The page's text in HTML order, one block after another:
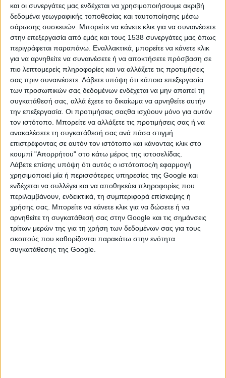
και οι συνεργάτες μας ενδέχεται να χρησιμοποιήσουμε ακριβή
δεδομένα γεωγραφικής τοποθεσίας και ταυτοποίησης μέσω
σάρωσης συσκευών. Μπορείτε να κάνετε κλικ για να συναινέσετε
στην επεξεργασία από εμάς και τους 1538 συνεργάτες μας όπως
περιγράφεται παραπάνω. Εναλλακτικά, μπορείτε να κάνετε κλικ
για να αρνηθείτε να συναινέσετε ή να αποκτήσετε πρόσβαση σε
πιο λεπτομερείς πληροφορίες και να αλλάξετε τις προτιμήσεις
σας πριν συναινέσετε. Λάβετε υπόψη ότι κάποια επεξεργασία
των προσωπικών σας δεδομένων ενδέχεται να μην απαιτεί τη
συγκατάθεσή σας, αλλά έχετε το δικαίωμα να αρνηθείτε αυτήν
την επεξεργασία. Οι προτιμήσεις σαςθα ισχύουν μόνο για αυτόν
τον ιστότοπο. Μπορείτε να αλλάξετε τις προτιμήσεις σας ή να
ανακαλέσετε τη συγκατάθεσή σας ανά πάσα στιγμή
επιστρέφοντας σε αυτόν τον ιστότοπο και κάνοντας κλικ στο
κουμπί "Απορρήτου" στο κάτω μέρος της ιστοσελίδας.
Λάβετε επίσης υπόψη ότι αυτός ο ιστότοπος/η εφαρμογή
χρησιμοποιεί μία ή περισσότερες υπηρεσίες της Google και
ενδέχεται να συλλέγει και να αποθηκεύει πληροφορίες που
περιλαμβάνουν, ενδεικτικά, τη συμπεριφορά επίσκεψης ή
χρήσης σας. Μπορείτε να κάνετε κλικ για να δώσετε ή να
αρνηθείτε τη συγκατάθεσή σας στην Google και τις σημάνσεις
τρίτων μερών της για τη χρήση των δεδομένων σας για τους
σκοπούς που καθορίζονται παρακάτω στην ενότητα
συγκατάθεσης της Google.
επιβαρύνονται με "καπέλο", το οποίο
κυμαίνεται από 1/12 έως 2/12 επί των
ετησίων τελών κυκλοφορίας. Δηλαδή,
στα τέλη που αναλογούν στους μήνες
επανακυκλοφορίας του οχήματος θα
προστίθενται επιπλέον τέλη που
αναλογούν σε 1 ή 2 ακόμη μήνες!
Επίσης, εάν ο κάτοχος του οχήματος
που έκανε χρήση του δικαιώματος δεν
επιστρέψει εγκαίρως την άδεια
κυκλοφορίας και τις πινακίδες θα
χρεώνεται με πρόστιμο-μαμούθ, ίσο με
το διπλάσιο των ετησίων τελών
κυκλοφορίας! Επιπλέον, κάθε κάτοχος
οχήματος που θέλει να κάνει δεύτερη
αίτηση για συνέχιση της κυκλοφορίας